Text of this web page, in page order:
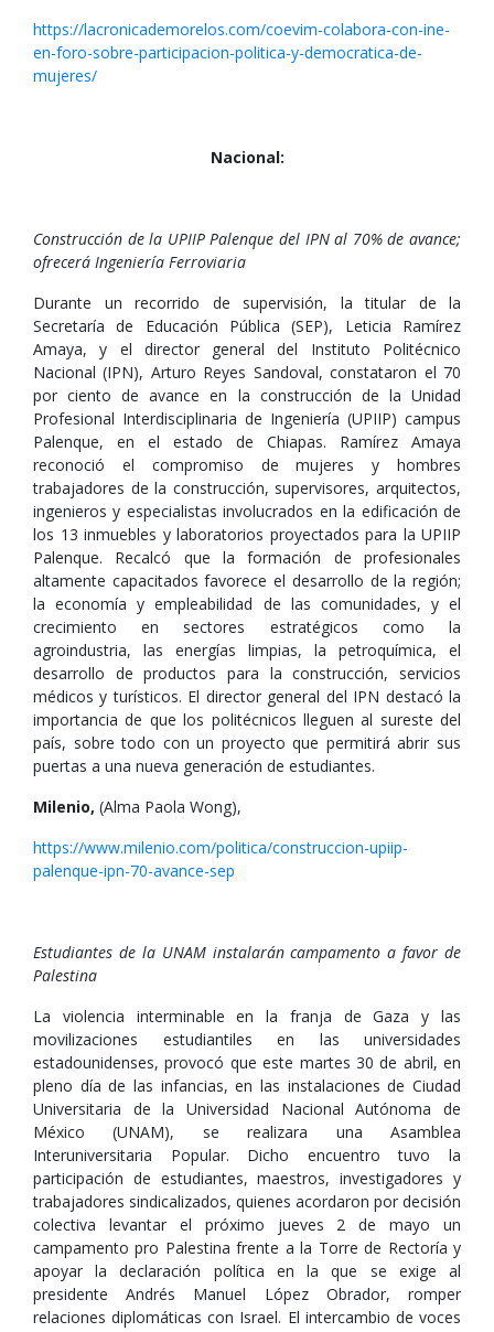
https://lacronicademorelos.com/coevim-colabora-con-ine-
en-foro-sobre-participacion-politica-y-democratica-de-
mujeres/
Nacional:
Construcción de la UPIIP Palenque del IPN al 70% de avance;
ofrecerá Ingeniería Ferroviaria
Durante un recorrido de supervisión, la titular de la
Secretaría de Educación Pública (SEP), Leticia Ramírez
Amaya, y el director general del Instituto Politécnico
Nacional (IPN), Arturo Reyes Sandoval, constataron el 70
por ciento de avance en la construcción de la Unidad
Profesional Interdisciplinaria de Ingeniería (UPIIP) campus
Palenque, en el estado de Chiapas. Ramírez Amaya
reconoció el compromiso de mujeres y hombres
trabajadores de la construcción, supervisores, arquitectos,
ingenieros y especialistas involucrados en la edificación de
los 13 inmuebles y laboratorios proyectados para la UPIIP
Palenque. Recalcó que la formación de profesionales
altamente capacitados favorece el desarrollo de la región;
la economía y empleabilidad de las comunidades, y el
crecimiento en sectores estratégicos como la
agroindustria, las energías limpias, la petroquímica, el
desarrollo de productos para la construcción, servicios
médicos y turísticos. El director general del IPN destacó la
importancia de que los politécnicos lleguen al sureste del
país, sobre todo con un proyecto que permitirá abrir sus
puertas a una nueva generación de estudiantes.
Milenio, (Alma Paola Wong),
https://www.milenio.com/politica/construccion-upiip-
palenque-ipn-70-avance-sep
Estudiantes de la UNAM instalarán campamento a favor de
Palestina
La violencia interminable en la franja de Gaza y las
movilizaciones estudiantiles en las universidades
estadounidenses, provocó que este martes 30 de abril, en
pleno día de las infancias, en las instalaciones de Ciudad
Universitaria de la Universidad Nacional Autónoma de
México (UNAM), se realizara una Asamblea
Interuniversitaria Popular. Dicho encuentro tuvo la
participación de estudiantes, maestros, investigadores y
trabajadores sindicalizados, quienes acordaron por decisión
colectiva levantar el próximo jueves 2 de mayo un
campamento pro Palestina frente a la Torre de Rectoría y
apoyar la declaración política en la que se exige al
presidente Andrés Manuel López Obrador, romper
relaciones diplomáticas con Israel. El intercambio de voces